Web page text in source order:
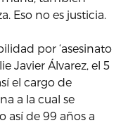
Eso no es justicia.
por ‘asesinato
Javier Álvarez, el 5
el cargo de
a la cual se
así de 99 años a